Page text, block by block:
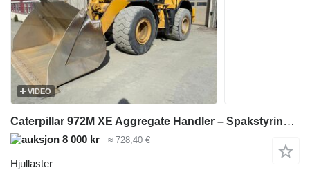
VIDEO
Caterpillar 972M XE Aggregate Handler – Spakstyring – Kamera – Sentralsmørin
8 000 kr ≈ 728,40 €
Hjullaster